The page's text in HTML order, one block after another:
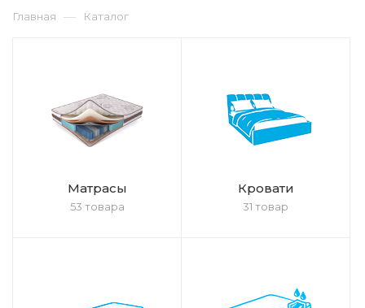
Главная — Каталог
Матрасы
53 товара
Кровати
31 товар